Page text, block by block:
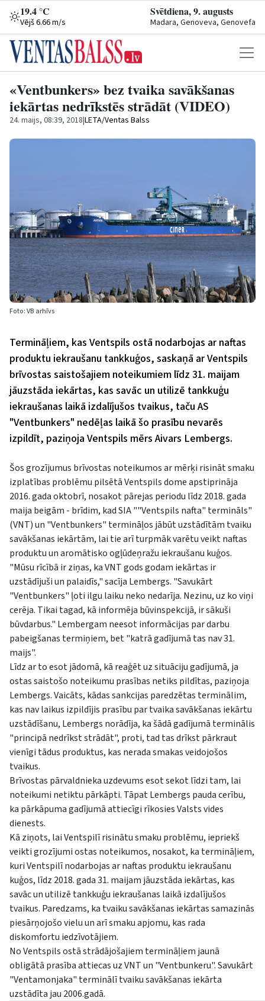
19.4 °C
Vējš 6.66 m/s
Svētdiena, 9. augusts
Madara, Genoveva, Genovefa
«Ventbunkers» bez tvaika savākšanas
iekārtas nedrīkstēs strādāt (VIDEO)
24. maijs, 08:39, 2018|LETA/Ventas Balss
Foto: VB arhīvs
Termināļiem, kas Ventspils ostā nodarbojas ar naftas
produktu iekraušanu tankkuģos, saskaņā ar Ventspils
brīvostas saistošajiem noteikumiem līdz 31. maijam
jāuzstāda iekārtas, kas savāc un utilizē tankkuģu
iekraušanas laikā izdalījušos tvaikus, taču AS
"Ventbunkers" nedēļas laikā šo prasību nevarēs
izpildīt, paziņoja Ventspils mērs Aivars Lembergs.
Šos grozījumus brīvostas noteikumos ar mērķi risināt smaku
izplatības problēmu pilsētā Ventspils dome apstiprināja
2016. gada oktobrī, nosakot pārejas periodu līdz 2018. gada
maija beigām - brīdim, kad SIA ""Ventspils nafta" termināls"
(VNT) un "Ventbunkers" termināļos jābūt uzstādītām tvaiku
savākšanas iekārtām, lai tie arī turpmāk varētu veikt naftas
produktu un aromātisko ogļūdeņražu iekraušanu kuģos.
"Mūsu rīcībā ir ziņas, ka VNT gods godam iekārtas ir
uzstādījuši un palaidīs," sacīja Lembergs. "Savukārt
"Ventbunkers" ļoti ilgu laiku neko nedarīja. Nezinu, uz ko viņi
cerēja. Tikai tagad, kā informēja būvinspekcijā, ir sākuši
būvdarbus." Lembergam neesot informācijas par darbu
pabeigšanas termiņiem, bet "katrā gadījumā tas nav 31.
maijs".
Līdz ar to esot jādomā, kā reaģēt uz situāciju gadījumā, ja
ostas saistošo noteikumu prasības netiks pildītas, paziņoja
Lembergs. Vaicāts, kādas sankcijas paredzētas terminālim,
kas nav laikus izpildījis prasību par tvaika savākšanas iekārtu
uzstādīšanu, Lembergs norādīja, ka šādā gadījumā terminālis
"principā nedrīkst strādāt", proti, tad tas drīkst pārkraut
vienīgi tādus produktus, kas nerada smakas veidojošos
tvaikus.
Brīvostas pārvaldnieka uzdevums esot sekot līdzi tam, lai
noteikumi netiktu pārkāpti. Tāpat Lembergs pauda cerību,
ka pārkāpuma gadījumā attiecīgi rīkosies Valsts vides
dienests.
Kā ziņots, lai Ventspilī risinātu smaku problēmu, iepriekš
veikti grozījumi ostas noteikumos, nosakot, ka termināļiem,
kuri Ventspilī nodarbojas ar naftas produktu iekraušanu
kuģos, līdz 2018. gada 31. maijam jāuzstāda iekārtas, kas
savāc un utilizē tankkuģu iekraušanas laikā izdalījušos
tvaikus. Paredzams, ka tvaiku savākšanas iekārtas samazinās
piesārņojošo vielu un arī smaku apjomu, kas rada
diskomfortu iedzīvotājiem.
No Ventspils ostā strādājošajiem termināļiem jaunā
obligātā prasība attiecas uz VNT un "Ventbunkeru". Savukārt
"Ventamonjaka" terminālī tvaiku savākšanas iekārta
uzstādīta jau 2006.gadā.